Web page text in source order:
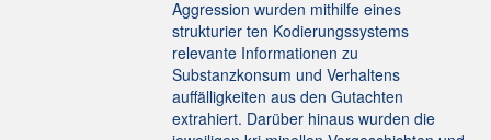
Aggression wurden mithilfe eines
strukturier ten Kodierungssystems
relevante Informationen zu
Substanzkonsum und Verhaltens
auffälligkeiten aus den Gutachten
extrahiert. Darüber hinaus wurden die